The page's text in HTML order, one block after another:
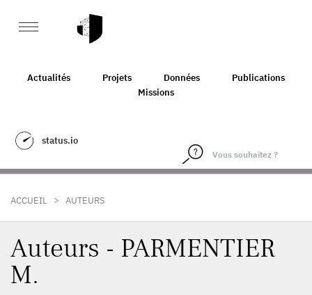
Actualités Projets Données
Publications
Missions
status.io
ACCUEIL > AUTEURS
Auteurs - PARMENTIER
M.